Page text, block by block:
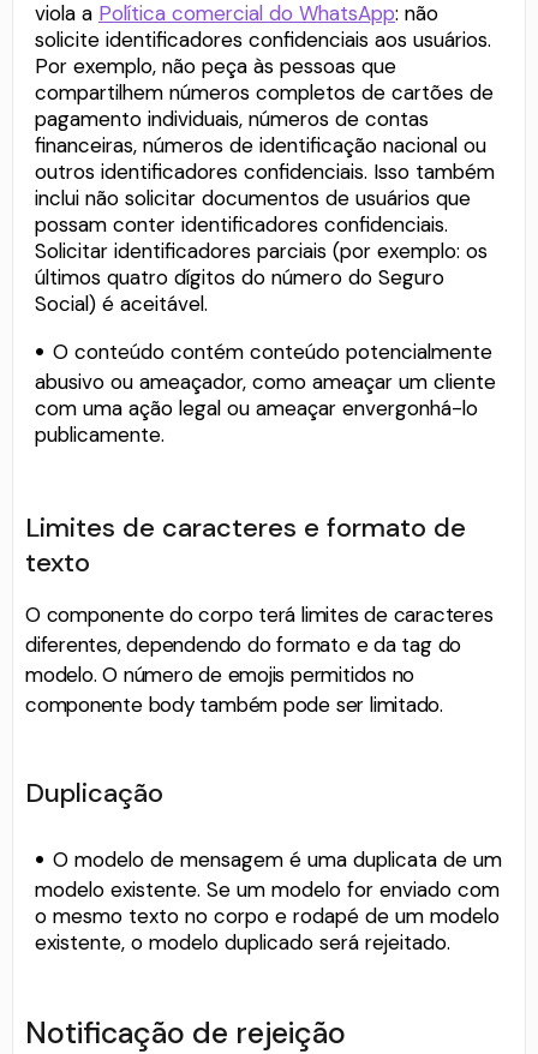
viola a Política comercial do WhatsApp: não
solicite identificadores confidenciais aos usuários.
Por exemplo, não peça às pessoas que
compartilhem números completos de cartões de
pagamento individuais, números de contas
financeiras, números de identificação nacional ou
outros identificadores confidenciais. Isso também
inclui não solicitar documentos de usuários que
possam conter identificadores confidenciais.
Solicitar identificadores parciais (por exemplo: os
últimos quatro dígitos do número do Seguro
Social) é aceitável.
O conteúdo contém conteúdo potencialmente
abusivo ou ameaçador, como ameaçar um cliente
com uma ação legal ou ameaçar envergonhá-lo
publicamente.
Limites de caracteres e formato de
texto
O componente do corpo terá limites de caracteres
diferentes, dependendo do formato e da tag do
modelo. O número de emojis permitidos no
componente body também pode ser limitado.
Duplicação
O modelo de mensagem é uma duplicata de um
modelo existente. Se um modelo for enviado com
o mesmo texto no corpo e rodapé de um modelo
existente, o modelo duplicado será rejeitado.
Notificação de rejeição